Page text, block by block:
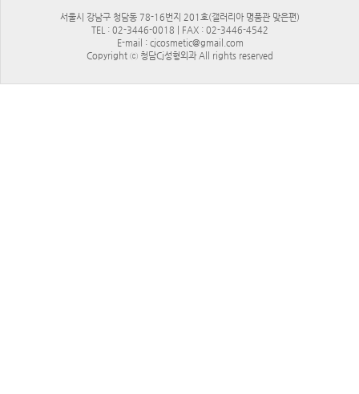
서울시 강남구 청담동 78-16번지 201호(갤러리아 명품관 맞은편)
TEL : 02-3446-0018 | FAX : 02-3446-4542
E-mail : cjcosmetic@gmail.com
Copyright ⓒ 청담Cj성형외과 All rights reserved